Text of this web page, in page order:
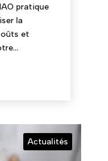
pratique
la
et
Actualités